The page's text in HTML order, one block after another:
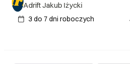
Adrift Jakub Iżycki
3 do 7 dni roboczych